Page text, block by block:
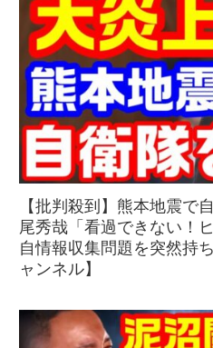
【批判殺到】熊本地震
尾秀哉「看過できない！
自情報収集問題を突然持
ャンネル】